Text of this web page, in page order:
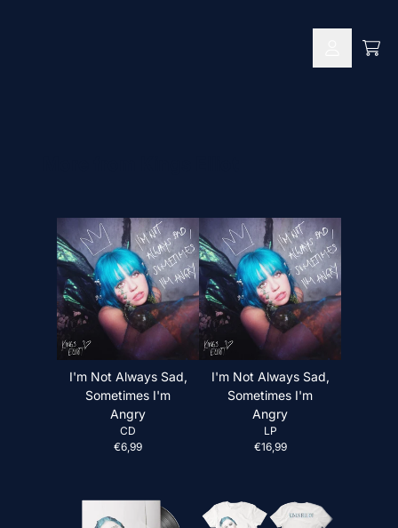
Konto
I'm Not Always Sad,
Sometimes I'm
Angry
CD
€6,99
I'm Not Always Sad,
Sometimes I'm
Angry
LP
€16,99